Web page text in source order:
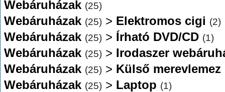
Webáruházak (25)
Webáruházak (25) > Elektromos cigi (2)
Webáruházak (25) > Írható DVD/CD (1)
Webáruházak (25) > Irodaszer
Webáruházak (25) > Külső merevlemez
Webáruházak (25) > Laptop (1)